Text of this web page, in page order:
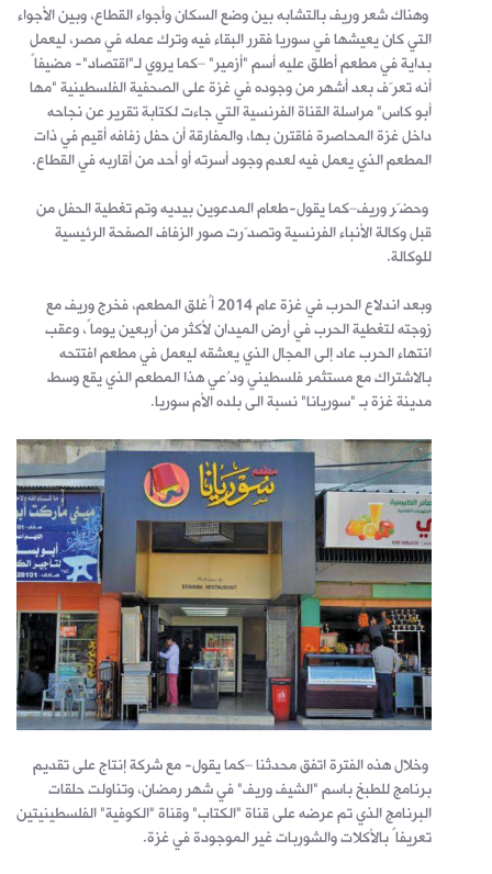
وهناك شعر وريف بالتشابه بين وضع السكان وأجواء القطاع، وبين الأجواء
التي كان يعيشها في سوريا فقرر البقاء فيه وترك عمله في مصر، ليعمل
بداية في مطعم أطلق عليه أسم "أزمير" –كما يروي لـ"اقتصاد"- مضيفاً
أنه تعرّف بعد أشهر من وجوده في غزة على الصحفية الفلسطينية "مها
أبو كاس" مراسلة القناة الفرنسية التي جاءت لكتابة تقرير عن نجاحه
داخل غزة المحاصرة فاقترن بها، والمفارقة أن حفل زفافه أقيم في ذات
المطعم الذي يعمل فيه لعدم وجود أسرته أو أحد من أقاربه في القطاع.
وحضّر وريف–كما يقول-طعام المدعوين بيديه وتم تغطية الحفل من
قبل وكالة الأنباء الفرنسية وتصدّرت صور الزفاف الصفحة الرئيسية
للوكالة.
وبعد اندلاع الحرب في غزة عام 2014 أُغلق المطعم، فخرج وريف مع
زوجته لتغطية الحرب في أرض الميدان لأكثر من أربعين يوماً، وعقب
انتهاء الحرب عاد إلى المجال الذي يعشقه ليعمل في مطعم افتتحه
بالاشتراك مع مستثمر فلسطيني ودُعي هذا المطعم الذي يقع وسط
مدينة غزة بـ "سوريانا" نسبة الى بلده الأم سوريا.
وخلال هذه الفترة اتفق محدثنا –كما يقول- مع شركة إنتاج على تقديم
برنامج للطبخ باسم "الشيف وريف" في شهر رمضان، وتناولت حلقات
البرنامج الذي تم عرضه على قناة "الكتاب" وقناة "الكوفية" الفلسطينيتين
تعريفاً بالأكلات والشوربات غير الموجودة في غزة.